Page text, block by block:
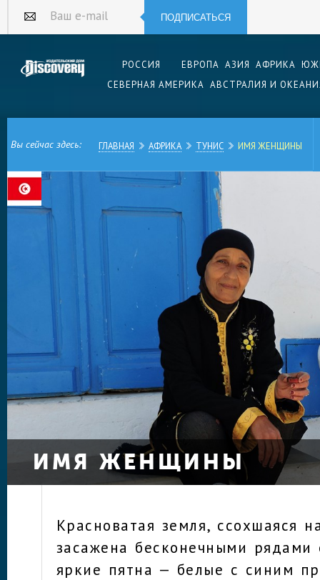
Ваш e-mail ПОДПИСАТЬСЯ
РОССИЯ ЕВРОПА АЗИЯ АФРИКА
СЕВЕРНАЯ АМЕРИКА АВСТРАЛИЯ И
Вы сейчас здесь: ГЛАВНАЯ АФРИКА ТУНИС ИМЯ ЖЕНЩИНЫ
ИМЯ ЖЕНЩИНЫ
Красноватая земля, ссохшаяся
засажена бесконечными рядами
яркие пятна — белые с синим